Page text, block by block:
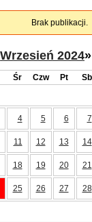
Brak publikacji.
Wrzesień 2024»
Śr Czw Pt Sb
4 5 6 7
11 12 13 14
18 19 20 21
25 26 27 28